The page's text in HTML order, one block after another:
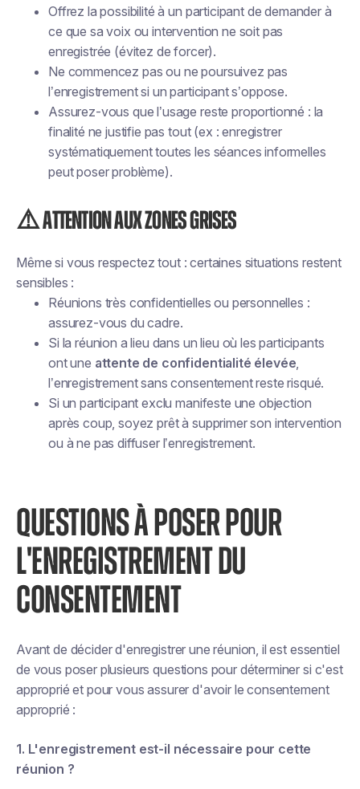
Offrez la possibilité à un participant de demander à
ce que sa voix ou intervention ne soit pas
enregistrée (évitez de forcer).
Ne commencez pas ou ne poursuivez pas
l’enregistrement si un participant s’oppose.
Assurez-vous que l’usage reste proportionné : la
finalité ne justifie pas tout (ex : enregistrer
systématiquement toutes les séances informelles
peut poser problème).
⚠️ Attention aux zones grises
Même si vous respectez tout : certaines situations restent
sensibles :
Réunions très confidentielles ou personnelles :
assurez-vous du cadre.
Si la réunion a lieu dans un lieu où les participants
ont une attente de confidentialité élevée,
l’enregistrement sans consentement reste risqué.
Si un participant exclu manifeste une objection
après coup, soyez prêt à supprimer son intervention
ou à ne pas diffuser l’enregistrement.
QUESTIONS À POSER POUR
L'ENREGISTREMENT DU
CONSENTEMENT
Avant de décider d'enregistrer une réunion, il est essentiel
de vous poser plusieurs questions pour déterminer si c'est
approprié et pour vous assurer d'avoir le consentement
approprié :
1. L'enregistrement est-il nécessaire pour cette
réunion ?